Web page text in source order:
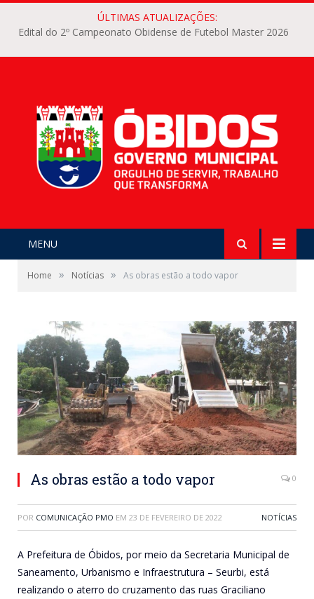
ÚLTIMAS ATUALIZAÇÕES:
Edital do 2º Campeonato Obidense de Futebol Master 2026
MENU
Home » Notícias » As obras estão a todo vapor
As obras estão a todo vapor 0
POR COMUNICAÇÃO PMO EM 23 DE FEVEREIRO DE 2022 NOTÍCIAS
A Prefeitura de Óbidos, por meio da Secretaria Municipal de
Saneamento, Urbanismo e Infraestrutura – Seurbi, está
realizando o aterro do cruzamento das ruas Graciliano